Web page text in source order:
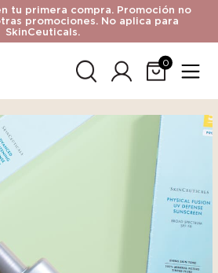
tu primera compra. Promoción no
promociones. No aplica para
SkinCeuticals.
0